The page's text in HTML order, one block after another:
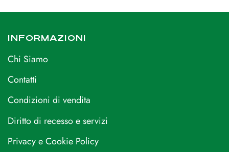
INFORMAZIONI
Chi Siamo
Contatti
Condizioni di vendita
Diritto di recesso e servizi
Privacy e Cookie Policy